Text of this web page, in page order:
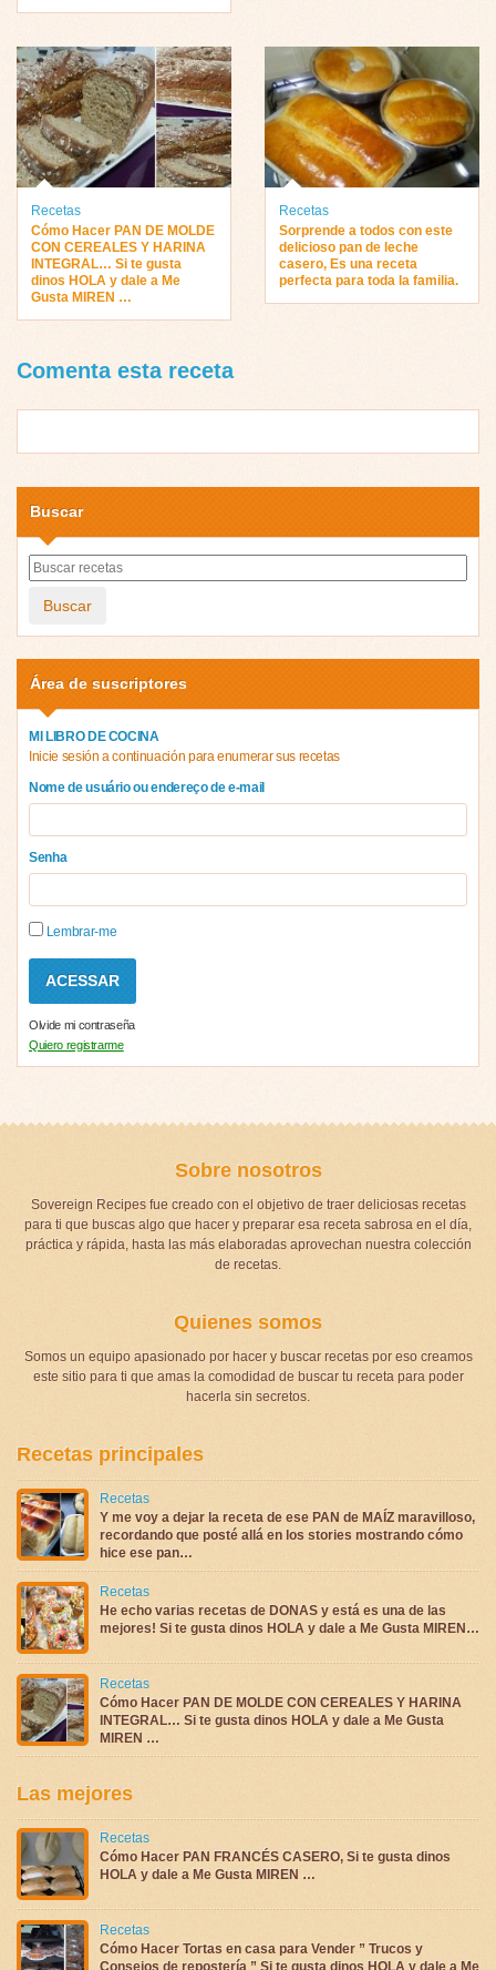
Recetas
Cómo Hacer PAN DE MOLDE
CON CEREALES Y HARINA
INTEGRAL… Si te gusta
dinos HOLA y dale a Me
Gusta MIREN …
Recetas
Sorprende a todos con este
delicioso pan de leche
casero, Es una receta
perfecta para toda la familia.
Comenta esta receta
Buscar
Buscar
Área de suscriptores
MI LIBRO DE COCINA
Inicie sesión a continuación para enumerar sus recetas
Nome de usuário ou endereço de e-mail
Senha
Lembrar-me
Olvide mi contraseña
Quiero registrarme
Sobre nosotros
Sovereign Recipes fue creado con el objetivo de traer deliciosas recetas
para ti que buscas algo que hacer y preparar esa receta sabrosa en el día,
práctica y rápida, hasta las más elaboradas aprovechan nuestra colección
de recetas.
Quienes somos
Somos un equipo apasionado por hacer y buscar recetas por eso creamos
este sitio para ti que amas la comodidad de buscar tu receta para poder
hacerla sin secretos.
Recetas principales
Recetas
Y me voy a dejar la receta de ese PAN de MAÍZ maravilloso,
recordando que posté allá en los stories mostrando cómo
hice ese pan…
Recetas
He echo varias recetas de DONAS y está es una de las
mejores! Si te gusta dinos HOLA y dale a Me Gusta MIREN…
Recetas
Cómo Hacer PAN DE MOLDE CON CEREALES Y HARINA
INTEGRAL… Si te gusta dinos HOLA y dale a Me Gusta
MIREN …
Las mejores
Recetas
Cómo Hacer PAN FRANCÉS CASERO, Si te gusta dinos
HOLA y dale a Me Gusta MIREN …
Recetas
Cómo Hacer Tortas en casa para Vender ” Trucos y
Consejos de repostería ” Si te gusta dinos HOLA y dale a Me